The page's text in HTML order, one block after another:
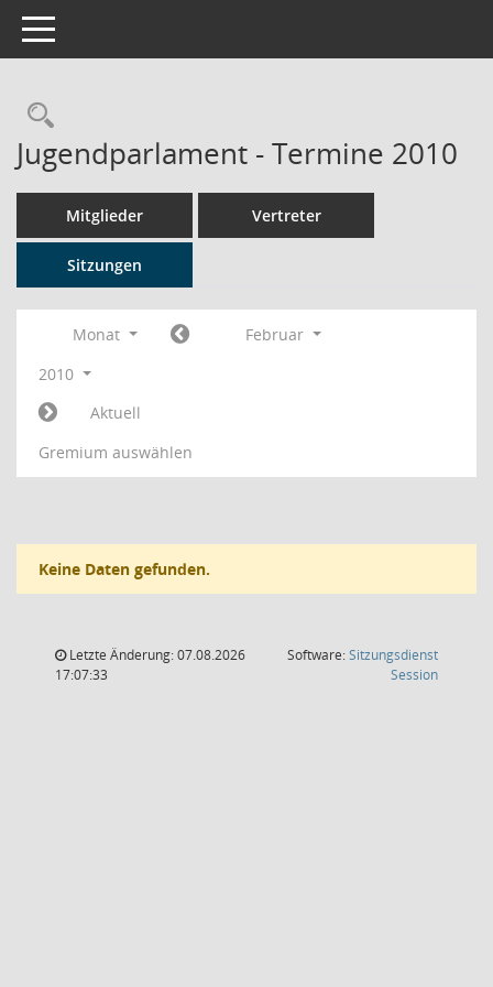
Toggle navigation
Rechercheauswahl
Jugendparlament - Termine 2010
Mitglieder Vertreter
Sitzungen
Monat
Februar
2010
Aktuell
Gremium auswählen
Keine Daten gefunden.
Letzte Änderung: 07.08.2026
17:07:33
Software:Sitzungsdienst
Session(Wird in